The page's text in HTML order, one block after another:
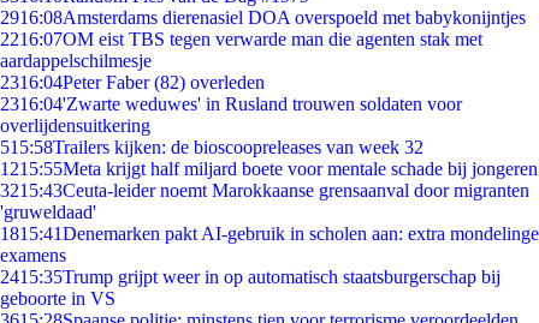
2916:08Amsterdams dierenasiel DOA overspoeld met babykonijntjes
2216:07OM eist TBS tegen verwarde man die agenten stak met
aardappelschilmesje
2316:04Peter Faber (82) overleden
2316:04'Zwarte weduwes' in Rusland trouwen soldaten voor
overlijdensuitkering
515:58Trailers kijken: de bioscoopreleases van week 32
1215:55Meta krijgt half miljard boete voor mentale schade bij jongeren
3215:43Ceuta-leider noemt Marokkaanse grensaanval door migranten
'gruweldaad'
1815:41Denemarken pakt AI-gebruik in scholen aan: extra mondelinge
examens
2415:35Trump grijpt weer in op automatisch staatsburgerschap bij
geboorte in VS